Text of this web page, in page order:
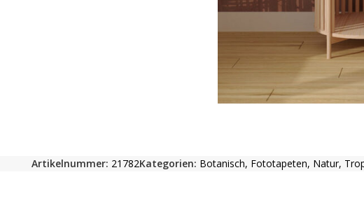
Artikelnummer: 21782Kategorien: Botanisch, Fototapeten, Natur,